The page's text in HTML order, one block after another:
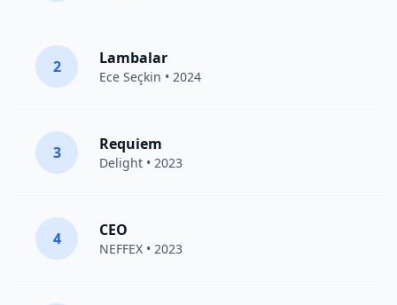
2 Lambalar
Ece Seçkin • 2024
3 Requiem
Delight • 2023
4 CEO
NEFFEX • 2023